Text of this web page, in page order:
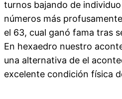
turnos bajando de
números más
el 63, cual ganó fama tras
En hexaedro nuestro
una alternativa de el
excelente condición física